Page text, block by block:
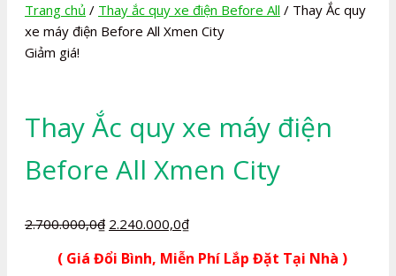
Trang chủ / Thay ắc quy xe điện Before All / Thay Ắc quy
xe máy điện Before All Xmen City
Giảm giá!
Thay Ắc quy xe máy điện
Before All Xmen City
2.700.000,0₫ Giá
là:
2.240.000,0₫Giá
tại
( Giá Đổi Bình, Miễn Phí Lắp Đặt Tại Nhà )